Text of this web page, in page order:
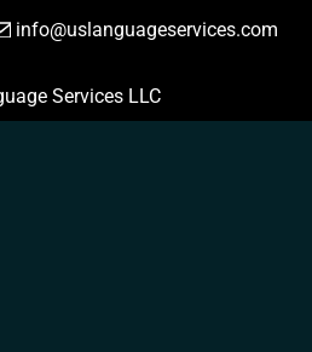
info@uslanguageservices.com
HACER PEDIDO
Services LLC